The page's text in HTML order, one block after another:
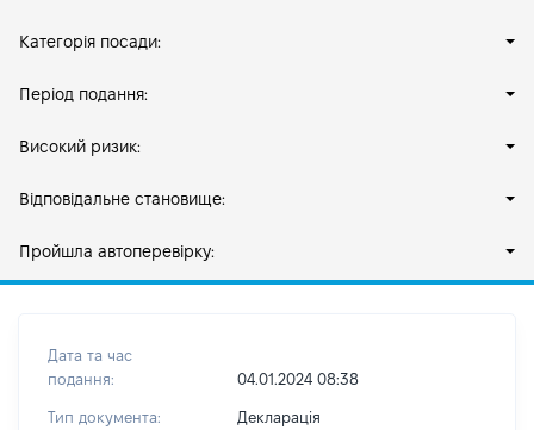
Категорія посади:
Період подання:
Високий ризик:
Відповідальне становище:
Пройшла автоперевірку:
Дата та час
подання:
04.01.2024 08:38
Тип документа: Декларація